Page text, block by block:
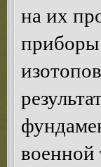
на их
приборы
военной